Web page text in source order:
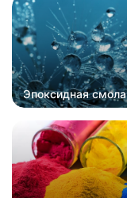
Эпоксидная смола